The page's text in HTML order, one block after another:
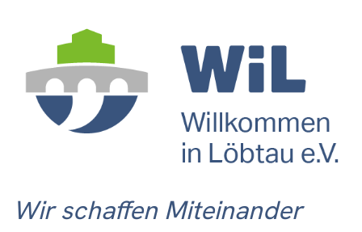
Wir schaffen Miteinander